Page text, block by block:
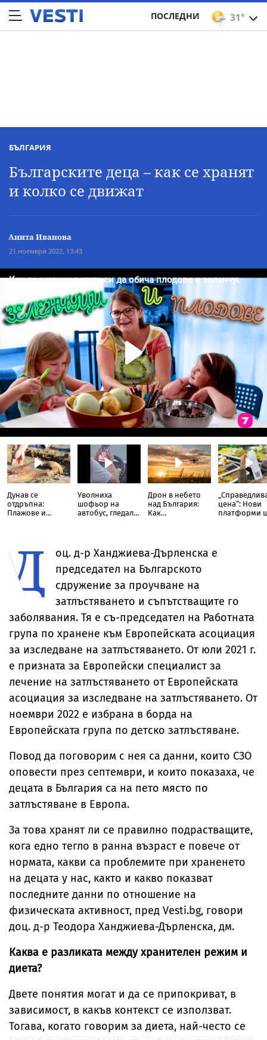
31°
ПОСЛЕДНИ
БЪЛГАРИЯ
Българските деца – как се хранят
и колко се движат
Анита Иванова
21 ноември 2022, 13:43
Дунав се
отдръпна:
Плажове и
Уволниха
шофьор на
автобус, гледал
Дрон в небето
над България:
Как
инцидента
цена“: Нови
платформи
Д
оц. д-р Ханджиева-Дърленска е
председател на Българското
сдружение за проучване на
затлъстяването и съпътстващите го
заболявания. Тя е съ-председател на Работната
група по хранене към Европейската асоциация
за изследване на затлъстяването. От юли 2021 г.
е призната за Европейски специалист за
лечение на затлъстяването от Европейската
асоциация за изследване на затлъстяването. От
ноември 2022 е избрана в борда на
Европейската група по детско затлъстяване.
Повод да поговорим с нея са данни, които СЗО
оповести през септември, и които показаха, че
децата в България са на пето място по
затлъстяване в Европа.
За това хранят ли се правилно подрастващите,
кога едно тегло в ранна възраст е повече от
нормата, какви са проблемите при храненето
на децата у нас, както и какво показват
последните данни по отношение на
физическата активност, пред Vesti.bg, говори
доц. д-р Теодора Ханджиева-Дърленска, дм.
Каква е разликата между хранителен режим и
диета?
Двете понятия могат и да се припокриват, в
зависимост, в какъв контекст се използват.
Тогава, когато говорим за диета, най-често се